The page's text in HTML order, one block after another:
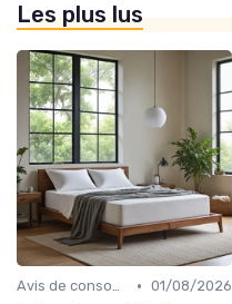
Les plus lus
Avis de consommateurs • 01/08/2026